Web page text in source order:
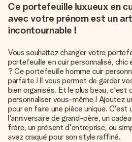
Ce portefeuille luxueux en
avec votre prénom est un
incontournable !
Vous souhaitez changer votre
portefeuille en cuir personnalisé,
? Ce portefeuille homme cuir
parfaite ! Il vous permet de garder
bien organisés. Et le plus beau, c'est
personnaliser vous-même ! Ajoutez
pour en faire une pièce unique. C'est
l'anniversaire de grand-père, un
frère, un présent d'entreprise, ou
avez craqué pour son style raffiné.